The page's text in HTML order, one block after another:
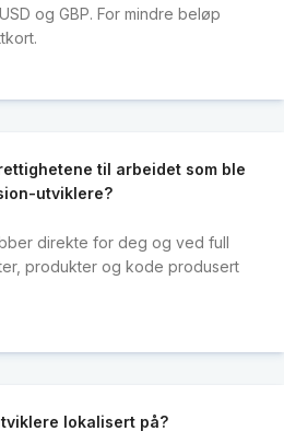
og GBP. For mindre beløp
til arbeidet som ble
utviklere?
direkte for deg og ved full
produkter og kode produsert
lokalisert på?